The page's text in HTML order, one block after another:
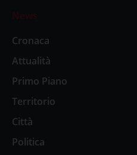
News
Cronaca
Attualità
Primo Piano
Territorio
Città
Politica